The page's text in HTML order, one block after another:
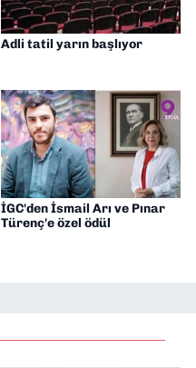
Adli tatil yarın başlıyor
İGC'den İsmail Arı ve Pınar
Türenç'e özel ödül